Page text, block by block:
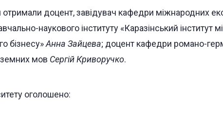
отримали доцент, завідувач кафедри міжнародних
наукового інституту «Каразінський інститут
бізнесу»Анна Зайцева; доцент кафедри романо-
мов Сергій Криворучко.
оголошено: